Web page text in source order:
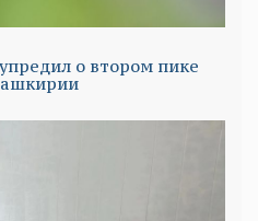
о втором пике